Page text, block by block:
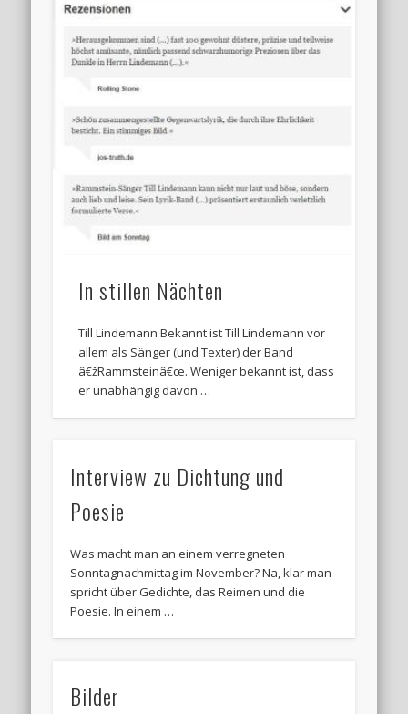
In stillen Nächten
Till Lindemann Bekannt ist Till Lindemann vor
allem als Sänger (und Texter) der Band
â€žRammsteinâ€œ. Weniger bekannt ist, dass
er unabhängig davon …
Interview zu Dichtung und
Poesie
Was macht man an einem verregneten
Sonntagnachmittag im November? Na, klar man
spricht über Gedichte, das Reimen und die
Poesie. In einem …
Bilder